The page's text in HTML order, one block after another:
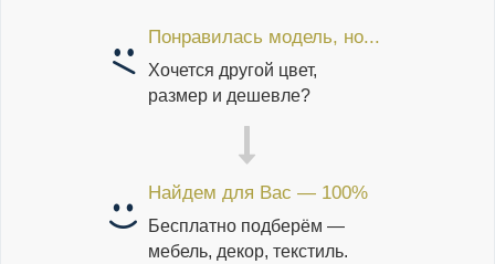
Понравилась модель, но...
Хочется другой цвет,
размер и дешевле?
Найдем для Вас — 100%
Бесплатно подберём —
мебель, декор, текстиль.